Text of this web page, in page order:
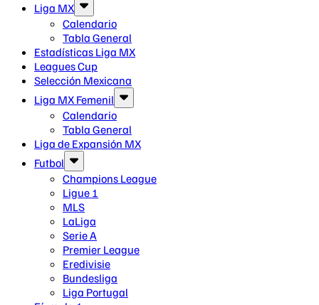
Liga MX
Calendario
Tabla General
Estadísticas Liga MX
Leagues Cup
Selección Mexicana
Liga MX Femenil
Calendario
Tabla General
Liga de Expansión MX
Futbol
Champions League
Ligue 1
MLS
LaLiga
Serie A
Premier League
Eredivisie
Bundesliga
Liga Portugal